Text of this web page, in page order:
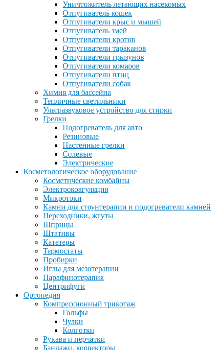
Уничтожитель летающих насекомых
Отпугиватель кошек
Отпугиватели крыс и мышей
Отпугиватель змей
Отпугиватели кротов
Отпугиватели тараканов
Отпугиватели грызунов
Отпугиватели комаров
Отпугиватели птиц
Отпугиватели собак
Химия для бассейна
Тепличные светильники
Ультразвуковое устройство для стирки
Грелки
Подогреватель для авто
Резиновые
Настенные грелки
Солевые
Электрические
Косметологическое оборудование
Косметические комбайны
Электрокоагуляция
Микротоки
Камни для стоунтерапии и подогреватели камней
Переходники, жгуты
Шприцы
Штативы
Катетеры
Термостаты
Пробирки
Иглы для мезотерапии
Парафинотерапия
Центрифуги
Ортопедия
Компрессионный трикотаж
Гольфы
Чулки
Колготки
Рукава и перчатки
Бандажи, корректоры